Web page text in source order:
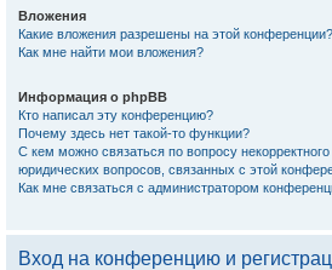
Вложения
Какие вложения разрешены на этой конференции?
Как мне найти мои вложения?
Информация о phpBB
Кто написал эту конференцию?
Почему здесь нет такой-то функции?
С кем можно связаться по вопросу
юридических вопросов, связанных с этой
Как мне связаться с администратором
Вход на конференцию и